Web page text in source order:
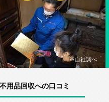
※自社調べ
品回収への口コミ